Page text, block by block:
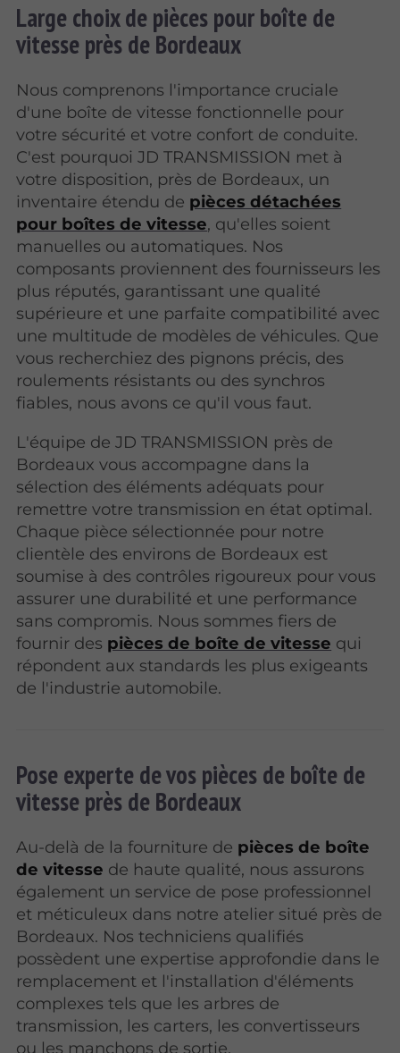
Large choix de pièces pour boîte de
vitesse près de Bordeaux
Nous comprenons l'importance cruciale
d'une boîte de vitesse fonctionnelle pour
votre sécurité et votre confort de conduite.
C'est pourquoi JD TRANSMISSION met à
votre disposition, près de Bordeaux, un
inventaire étendu de pièces détachées
pour boîtes de vitesse, qu'elles soient
manuelles ou automatiques. Nos
composants proviennent des fournisseurs les
plus réputés, garantissant une qualité
supérieure et une parfaite compatibilité avec
une multitude de modèles de véhicules. Que
vous recherchiez des pignons précis, des
roulements résistants ou des synchros
fiables, nous avons ce qu'il vous faut.
L'équipe de JD TRANSMISSION près de
Bordeaux vous accompagne dans la
sélection des éléments adéquats pour
remettre votre transmission en état optimal.
Chaque pièce sélectionnée pour notre
clientèle des environs de Bordeaux est
soumise à des contrôles rigoureux pour vous
assurer une durabilité et une performance
sans compromis. Nous sommes fiers de
fournir des pièces de boîte de vitesse qui
répondent aux standards les plus exigeants
de l'industrie automobile.
Pose experte de vos pièces de boîte de
vitesse près de Bordeaux
Au-delà de la fourniture de pièces de boîte
de vitesse de haute qualité, nous assurons
également un service de pose professionnel
et méticuleux dans notre atelier situé près de
Bordeaux. Nos techniciens qualifiés
possèdent une expertise approfondie dans le
remplacement et l'installation d'éléments
complexes tels que les arbres de
transmission, les carters, les convertisseurs
ou les manchons de sortie.